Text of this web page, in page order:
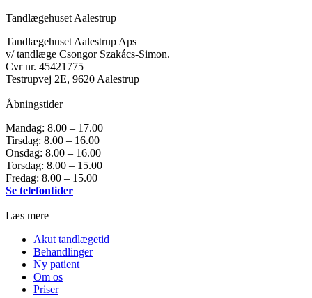
Tandlægehuset Aalestrup
Tandlægehuset Aalestrup Aps
v/ tandlæge Csongor Szakács-Simon.
Cvr nr. 45421775
Testrupvej 2E, 9620 Aalestrup
Åbningstider
Mandag: 8.00 – 17.00
Tirsdag: 8.00 – 16.00
Onsdag: 8.00 – 16.00
Torsdag: 8.00 – 15.00
Fredag: 8.00 – 15.00
Se telefontider
Læs mere
Akut tandlægetid
Behandlinger
Ny patient
Om os
Priser